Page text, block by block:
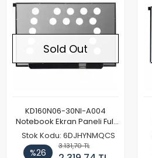
Sold Out
KD160N06-30NI-A004
Notebook Ekran Paneli Full
HD
Stok Kodu: 6DJHYNMQCS
%26
3.131,70 TL